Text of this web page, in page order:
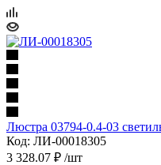
Люстра 03794-0.4-03
Код: ЛИ-00018305
3 328.07 ₽ /шт